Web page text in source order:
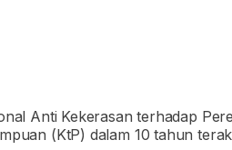
Anti Kekerasan terhadap
(KtP) dalam 10 tahun